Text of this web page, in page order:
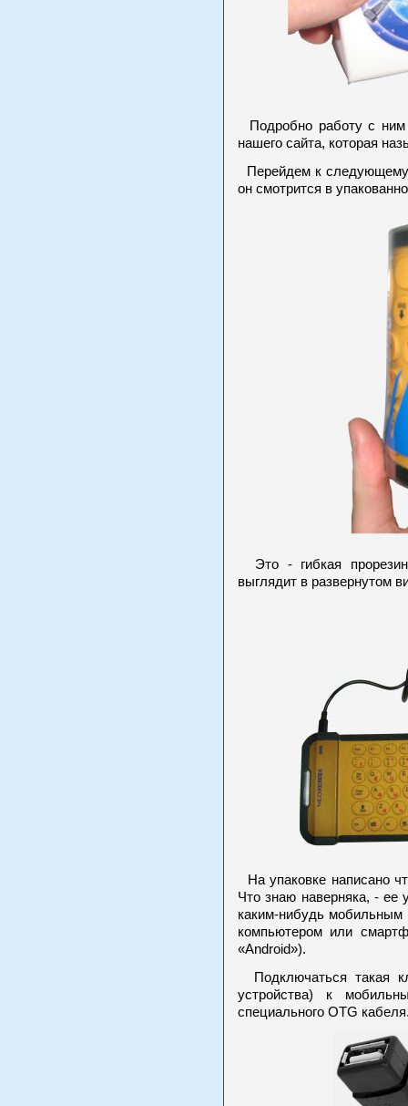
Подробно работу с ним
нашего сайта, которая
Перейдем к следующему
он смотрится в
Это - гибкая
выглядит в развернутом
На упаковке написано
Что знаю наверняка, - ее
каким-нибудь
компьютером или
«Android»).
Подключаться такая
устройства) к
специального OTG